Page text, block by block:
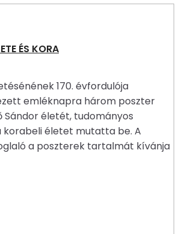
ÉS KORA
170. évfordulója
emléknapra három poszter
Sándor életét, tudományos
korabeli életet mutatta be. A
a poszterek tartalmát kívánja